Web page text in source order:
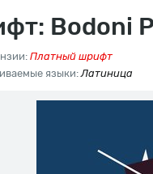
Bodoni
Платный шрифт
языки:Латиница